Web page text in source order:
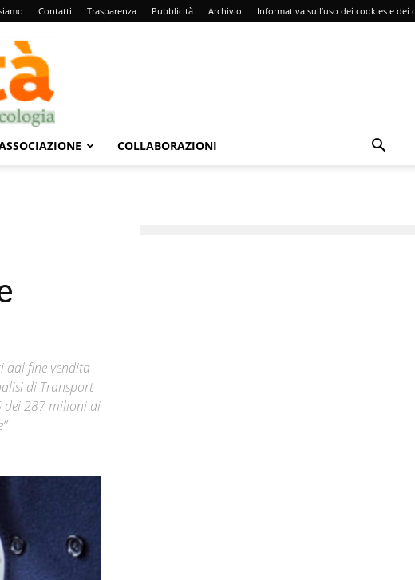
Contatti Trasparenza Pubblicità Archivio Informativa sull’uso dei cookies e dei
COLLABORAZIONI
dal fine vendita
di Transport
dei 287 milioni di